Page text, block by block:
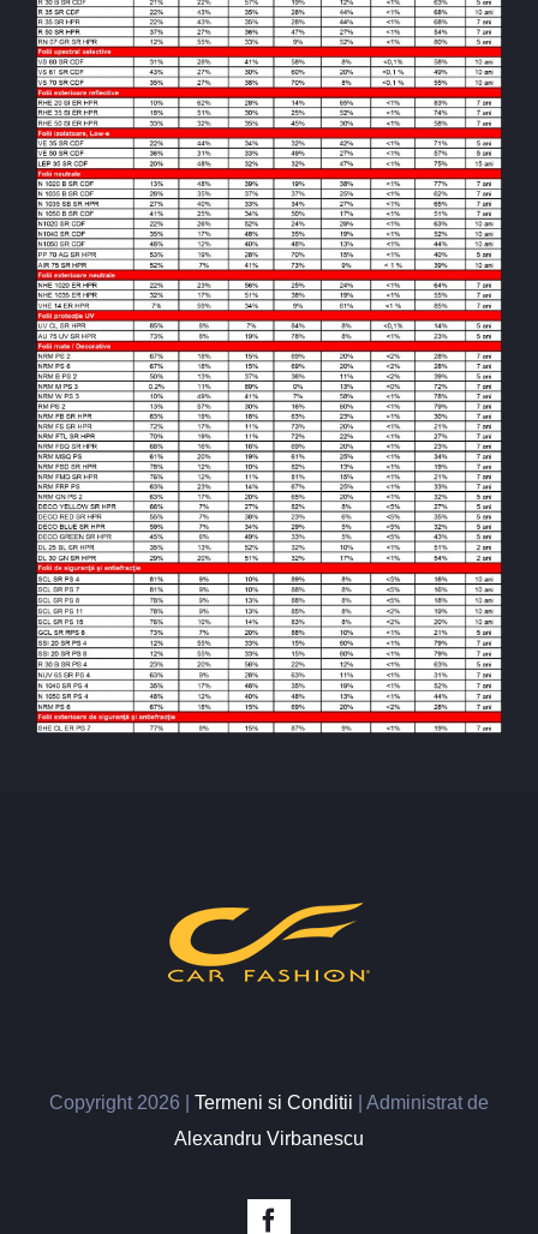
Copyright 2026 | Termeni si Conditii | Administrat de
Alexandru Virbanescu